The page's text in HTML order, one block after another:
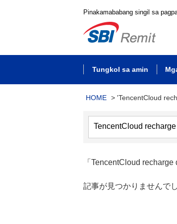
Pinakamababang singil sa
Tungkol sa amin
HOME > 'TencentCloud
「TencentCloud
記事が見つかりませんでし